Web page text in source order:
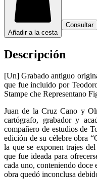
Añadir a la cesta
Consultar
Descripción
[Un] Grabado antiguo
que fue incluido por
Stampe che Representano
Juan de la Cruz Cano y
cartógrafo, grabador y
compañero de estudios de
edición de su célebre obra
la que se exponen trajes
que fue ideada para
cada uno, conteniendo doce
obra quedó inconclusa